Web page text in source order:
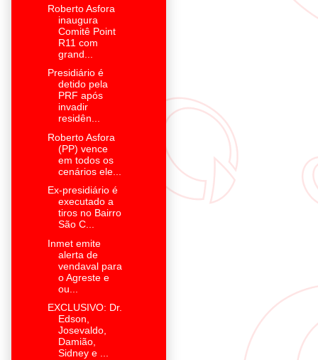
Roberto Asfora
inaugura
Comitê Point
R11 com
grand...
Presidiário é
detido pela
PRF após
invadir
residên...
Roberto Asfora
(PP) vence
em todos os
cenários ele...
Ex-presidiário é
executado a
tiros no Bairro
São C...
Inmet emite
alerta de
vendaval para
o Agreste e
ou...
EXCLUSIVO: Dr.
Edson,
Josevaldo,
Damião,
Sidney e ...